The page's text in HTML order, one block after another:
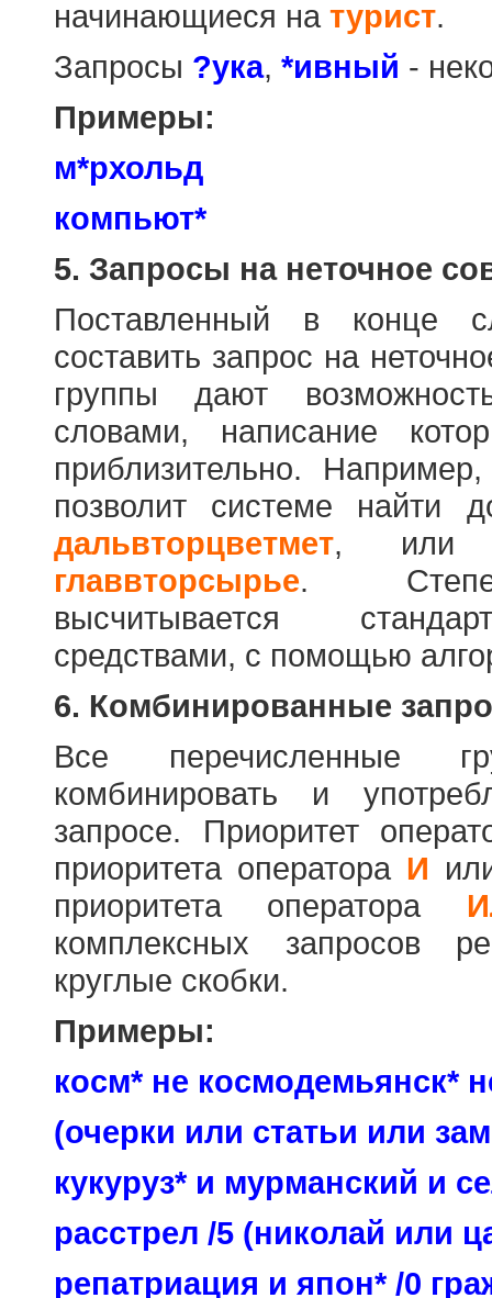
начинающиеся на турист.
Запросы ?ука, *ивный -
Примеры:
м*рхольд
компьют*
5. Запросы на неточное
Поставленный в конце
составить запрос на
группы дают
словами, написание
приблизительно.
позволит системе найти
дальвторцветмет,
главвторсырье.
высчитывается
средствами, с помощью
6. Комбинированные
Все перечисленные
комбинировать и
запросе. Приоритет
приоритета оператора И
приоритета оператора
комплексных запросов
круглые скобки.
Примеры:
косм* не космодемьянск*
(очерки или статьи или
кукуруз* и мурманский и
расстрел /5 (николай или
репатриация и япон* /0